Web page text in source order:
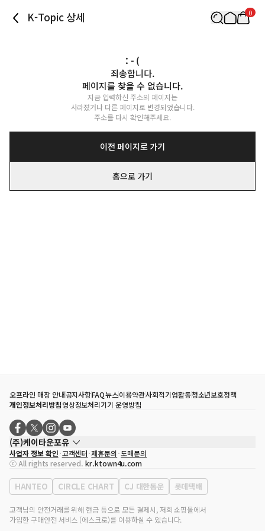
K-Topic 상세 0
: - (
죄송합니다.
페이지를 찾을 수 없습니다.
지금 입력하신 주소의 페이지는
사라졌거나 다른 페이지로 변경되었습니다.
주소를 다시 확인해주세요.
이전 페이지로 가기
홈으로 가기
오프라인 매장 안내공지사항FAQ뉴스이용약관사회적기업활동청소년보호정책
개인정보처리방침영상정보처리기기 운영방침
(주)케이타운포유
대표자
송효민
사업자등록번호
120-87-71116
통신판매업 신고번호 제2011-서울강남-02223
대표전화
02-552-9855
사업자 정보 확인 고객센터 제휴문의 도매문의
ⓒ All rights reserved. kr.ktown4u.com
HANTEO CIRCLE CHART CJ 대한통운 롯데택배
고객님의 안전거래를 위해 현금 등으로 모든 결제시, 저희 쇼핑몰에서
가입한 구매안전 서비스 (에스크로)를 이용하실 수 있습니다.